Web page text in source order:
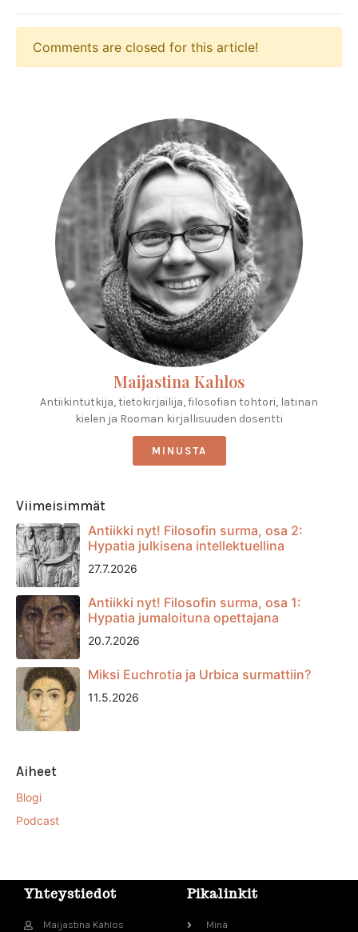
Comments are closed for this article!
Maijastina Kahlos
Antiikintutkija, tietokirjailija, filosofian tohtori, latinan
kielen ja Rooman kirjallisuuden dosentti
MINUSTA
Viimeisimmät
Antiikki nyt! Filosofin surma, osa 2:
Hypatia julkisena intellektuellina
27.7.2026
Antiikki nyt! Filosofin surma, osa 1:
Hypatia jumaloituna opettajana
20.7.2026
Miksi Euchrotia ja Urbica surmattiin?
11.5.2026
Aiheet
Blogi
Podcast
Yhteystiedot
Maijastina Kahlos
Pikalinkit
Minä